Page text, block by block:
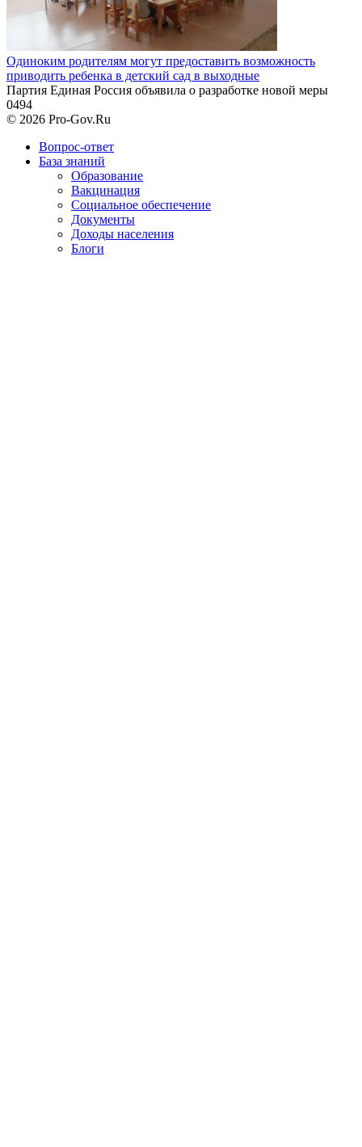
Одиноким родителям могут предоставить возможность
приводить ребенка в детский сад в выходные
Партия Единая Россия объявила о разработке новой меры
0494
© 2026 Pro-Gov.Ru
Вопрос-ответ
База знаний
Образование
Вакцинация
Социальное обеспечение
Документы
Доходы населения
Блоги